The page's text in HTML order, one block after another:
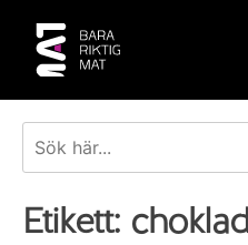
content
Etikett: